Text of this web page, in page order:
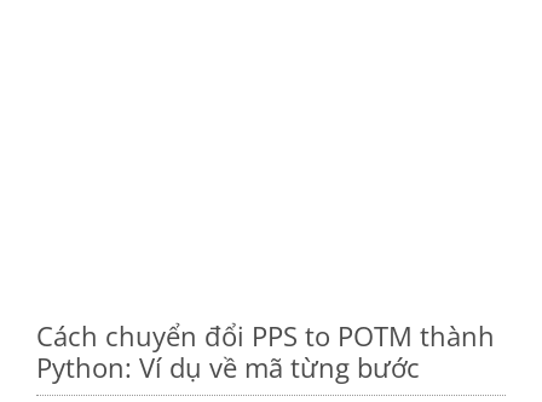
Cách chuyển đổi PPS to POTM thành
Python: Ví dụ về mã từng bước